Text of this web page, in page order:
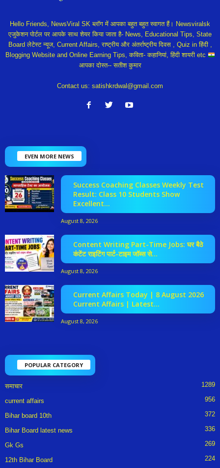
Hello Friends, NewsViral SK ब्लॉग में आपका बहुत बहुत स्वागत हैं। Newsviralsk
एजुकेशन पोर्टल पर आपके साथ शेयर किया जाता है- News, Educational Tips, State
Board लेटेस्ट न्यूज, Current Affairs, राष्ट्रीय और अंतर्राष्ट्रीय दिवस , Quiz in हिंदी ,
Blogging Website and Online Earning Tips, कविता- कहानियां, हिंदी शायरी etc
आपका दोस्त-- सतीश कुमार
Contact us: satishkrdwal@gmail.com
EVEN MORE NEWS
Success Coaching Classes Weekly Test
Result: Class 10 Students Show
Excellent...
August 8, 2026
Content Writing Part-Time Jobs: घर बैठे
कंटेंट राइटिंग पार्ट-टाइम जॉब्स से...
August 8, 2026
Current Affairs Today | 8 August 2026
Current Affairs | Latest...
August 8, 2026
POPULAR CATEGORY
समाचार 1289
current affairs 956
Bihar board 10th 372
Bihar Board latest news 336
Gk Gs 269
12th Bihar Board 224